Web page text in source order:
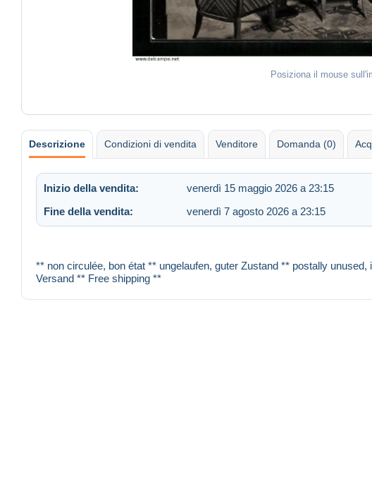
Posiziona il mouse
Descrizione Condizioni di vendita Venditore Domanda (0)
Inizio della vendita: venerdì 15 maggio 2026 a 23:15
Fine della vendita:
venerdì 7 agosto 2026 a 23:15
** non circulée, bon état ** ungelaufen, guter Zustand ** postally
Versand ** Free shipping **